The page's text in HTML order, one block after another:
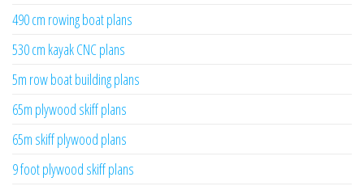
490 cm rowing boat plans
530 cm kayak CNC plans
5m row boat building plans
65m plywood skiff plans
65m skiff plywood plans
9 foot plywood skiff plans